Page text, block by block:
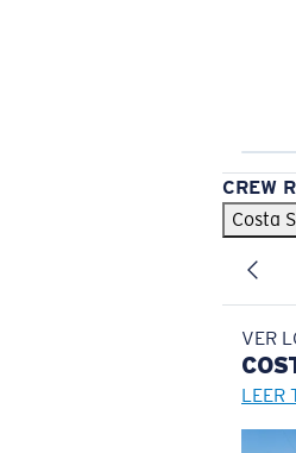
CREW
Costa
VER
LEER